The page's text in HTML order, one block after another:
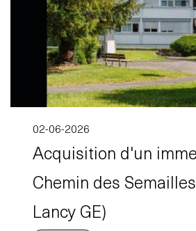
02-06-2026
Acquisition d'un
Chemin des
Lancy GE)